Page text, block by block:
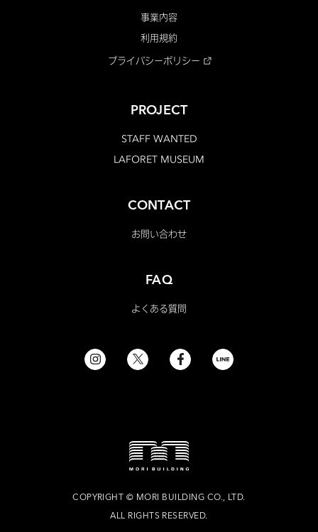
事業内容
利用規約
プライバシーポリシー
PROJECT
STAFF WANTED
LAFORET MUSEUM
CONTACT
お問い合わせ
FAQ
よくある質問
COPYRIGHT © MORI BUILDING CO., LTD.
ALL RIGHTS RESERVED.